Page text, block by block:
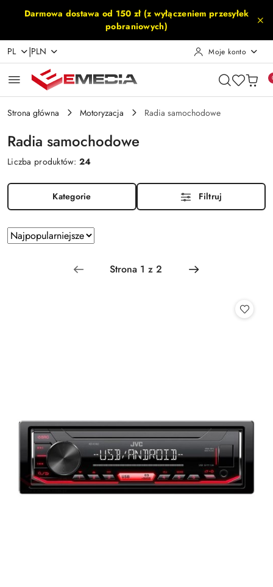
Przejdź do treści głównej
Przejdź do wyszukiwarki
Przejdź do moje konto
Przejdź do menu głównego
Przejdź do stopki
Darmowa dostawa od 150 zł (z wyłączeniem przesyłek
pobraniowych)
PL |PLN Moje konto
Strona główna Motoryzacja Radia samochodowe
Radia samochodowe
Liczba produktów:24
Kategorie Filtruj
Zastosowano
sortowanie:
Najpopularniejsze.
Sortuj
według